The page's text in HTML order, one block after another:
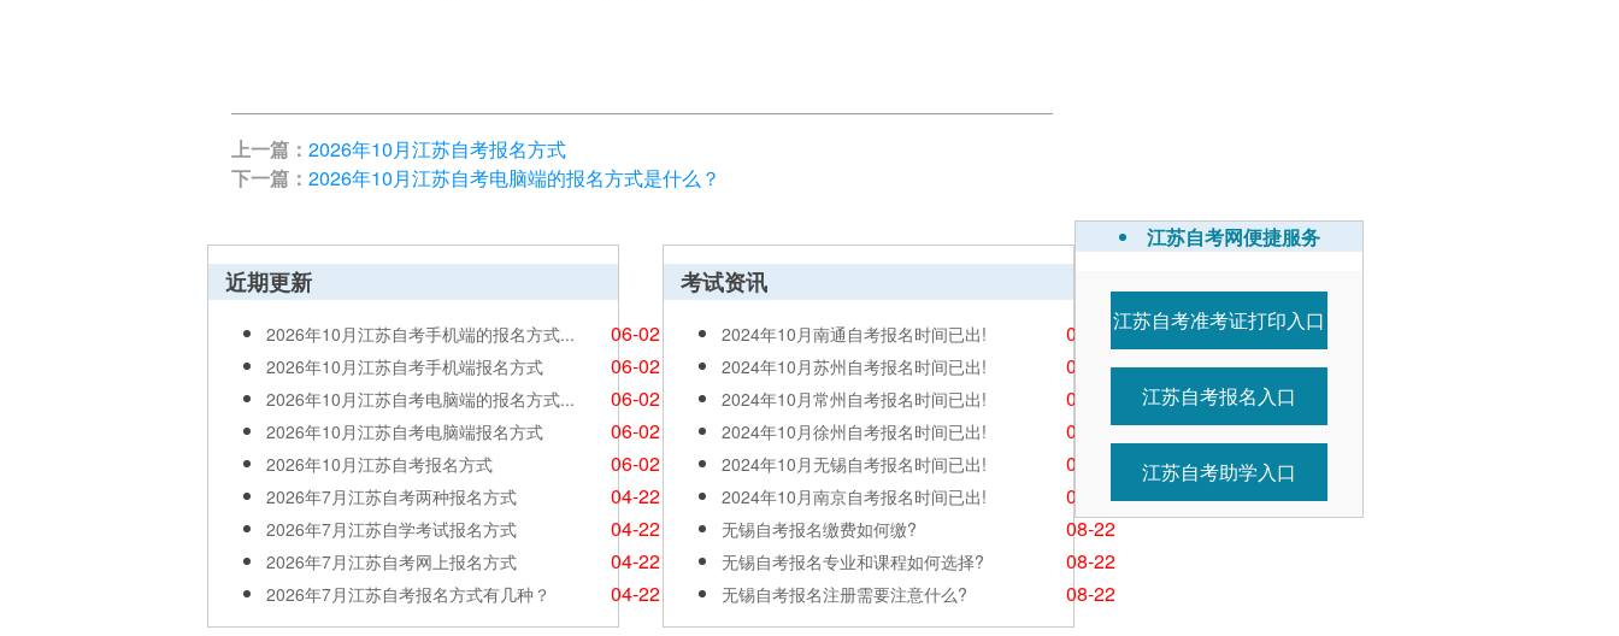
上一篇： 2026年10月江苏自考报名方式
下一篇： 2026年10月江苏自考电脑端的报名方式是什么？
近期更新
2026年10月江苏自考手机端的报名方式... 06-02
2026年10月江苏自考手机端报名方式 06-02
2026年10月江苏自考电脑端的报名方式... 06-02
2026年10月江苏自考电脑端报名方式 06-02
2026年10月江苏自考报名方式 06-02
2026年7月江苏自考两种报名方式 04-22
2026年7月江苏自学考试报名方式 04-22
2026年7月江苏自考网上报名方式 04-22
2026年7月江苏自考报名方式有几种？ 04-22
考试资讯
2024年10月南通自考报名时间已出! 08-30
2024年10月苏州自考报名时间已出! 08-30
2024年10月常州自考报名时间已出! 08-30
2024年10月徐州自考报名时间已出! 08-29
2024年10月无锡自考报名时间已出! 08-29
2024年10月南京自考报名时间已出! 08-29
无锡自考报名缴费如何缴? 08-22
无锡自考报名专业和课程如何选择? 08-22
无锡自考报名注册需要注意什么? 08-22
江苏自考网便捷服务
江苏自考准考证打印入口
江苏自考报名入口
江苏自考助学入口